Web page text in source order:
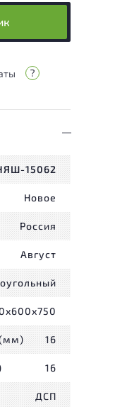
15062
Новое
Россия
Август
16
16
ДСП